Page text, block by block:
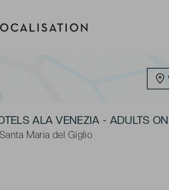
ALA VENEZIA - ADULTS
Maria del Giglio